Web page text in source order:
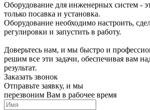
Оборудование для инженерных систем -
только посавка и установка.
Оборудование необходимо настроить,
регулировки и запустить в работу.
Доверьтесь нам, и мы быстро и
решим все эти задачи, обеспечивая вам
результат.
Заказать звонок
Отправьте заявку, и мы
перезвоним Вам в рабочее время